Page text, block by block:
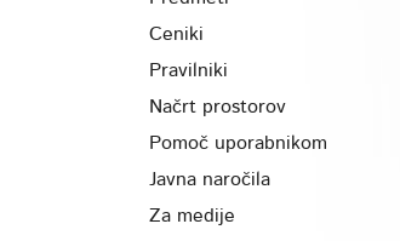
Ceniki
Pravilniki
Načrt prostorov
Pomoč uporabnikom
Javna naročila
Za medije